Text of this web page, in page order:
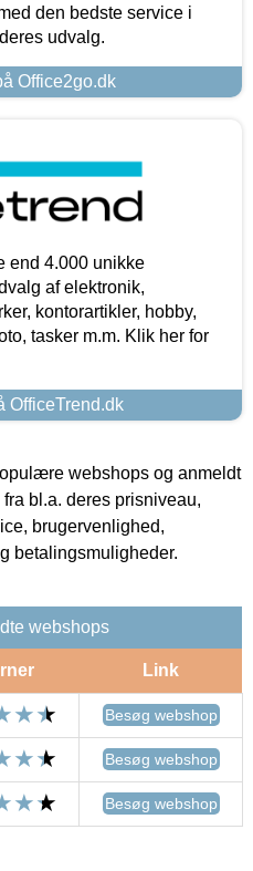
den bedste service i
udvalg.
Office2go.dk
end 4.000 unikke
af elektronik,
kontorartikler, hobby,
tasker m.m. Klik her for
OfficeTrend.dk
webshops og anmeldt
bl.a. deres prisniveau,
brugervenlighed,
betalingsmuligheder.
webshops
Link
Besøg webshop
Besøg webshop
Besøg webshop